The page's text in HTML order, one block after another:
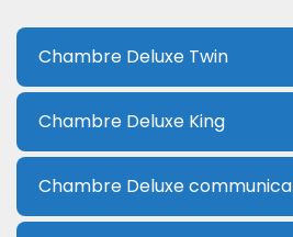
Chambre Deluxe Twin
Chambre Deluxe King
Chambre Deluxe